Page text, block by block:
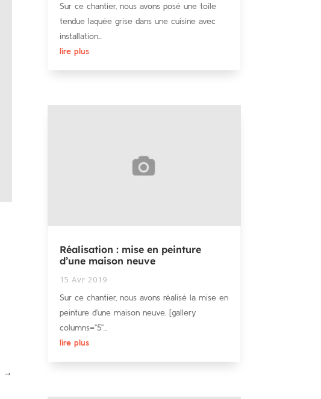
→
Sur ce chantier, nous avons posé une toile
tendue laquée grise dans une cuisine avec
installation...
lire plus
Réalisation : mise en peinture
d’une maison neuve
15 Avr 2019
Sur ce chantier, nous avons réalisé la mise en
peinture d'une maison neuve. [gallery
columns="5"...
lire plus